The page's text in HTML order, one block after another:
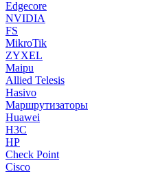
Edgecore
NVIDIA
FS
MikroTik
ZYXEL
Maipu
Allied Telesis
Hasivo
Маршрутизаторы
Huawei
H3C
HP
Check Point
Cisco